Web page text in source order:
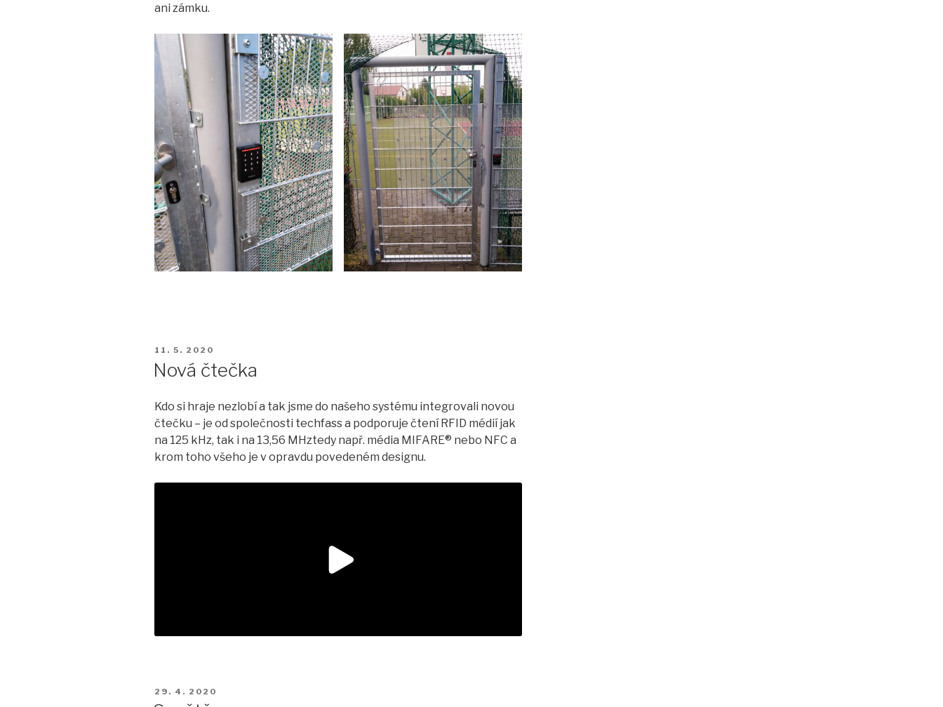
ani zámku.
PUBLIKOVÁNO
11. 5. 2020
Nová čtečka
Kdo si hraje nezlobí a tak jsme do našeho systému integrovali novou
čtečku – je od společnosti techfass a podporuje čtení RFID médií jak
na 125 kHz, tak i na 13,56 MHztedy např. média MIFARE® nebo NFC a
krom toho všeho je v opravdu povedeném designu.
PUBLIKOVÁNO
29. 4. 2020